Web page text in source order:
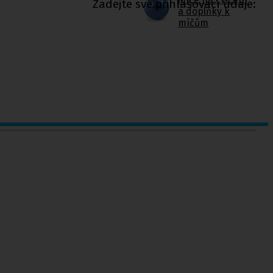
a doplňky k
míčům
Zadejte své přihlašovací údaje: